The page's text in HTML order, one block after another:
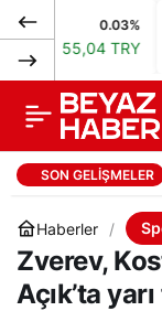
55,04 TRY
SON GELIŞMELER
Haberler
Zverev,
Açık’ta
Beşiktaş GAİN,
Bahçeşehir
82-79 mağlup